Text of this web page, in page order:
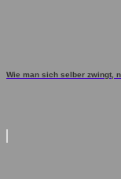
Wie man sich selber zwingt,